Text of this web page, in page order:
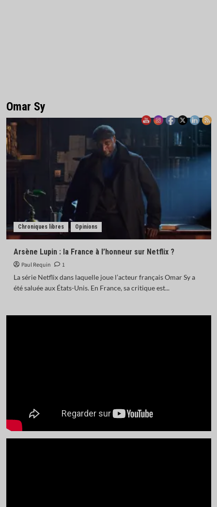
Omar Sy
Chroniques libres Opinions
Arsène Lupin : la France à l’honneur sur Netflix ?
Paul Requin
1
La série Netflix dans laquelle joue l’acteur français Omar Sy a
été saluée aux États-Unis. En France, sa critique est...